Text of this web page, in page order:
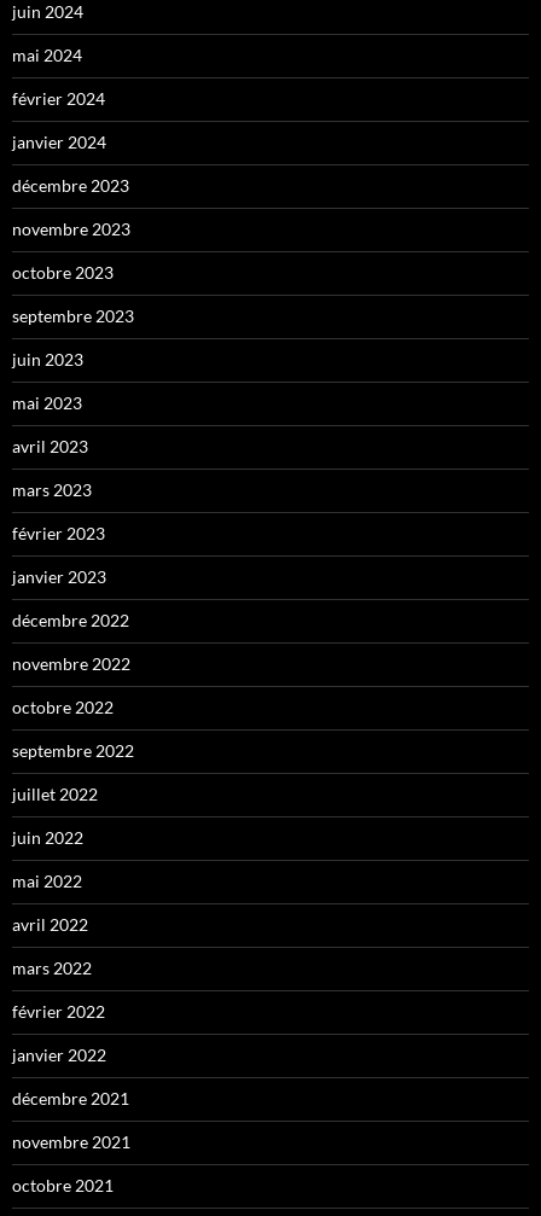
juin 2024
mai 2024
février 2024
janvier 2024
décembre 2023
novembre 2023
octobre 2023
septembre 2023
juin 2023
mai 2023
avril 2023
mars 2023
février 2023
janvier 2023
décembre 2022
novembre 2022
octobre 2022
septembre 2022
juillet 2022
juin 2022
mai 2022
avril 2022
mars 2022
février 2022
janvier 2022
décembre 2021
novembre 2021
octobre 2021